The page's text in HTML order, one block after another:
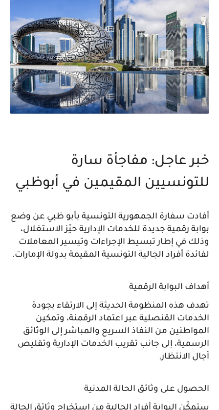
خبر عاجل: مفاجأة سارة
للتونسيين المقيمين في أبوظبي
أفادت سفارة الجمهورية التونسية بأبو ظبي عن وضع
بوابة رقمية جديدة للخدمات الإدارية حيّز الاستغلال،
وذلك في إطار تبسيط الإجراءات وتيسير المعاملات
لفائدة أفراد الجالية التونسية المقيمة بدولة الإمارات.
أهداف البوابة الرقمية
تهدف هذه المنظومة الحديثة إلى الارتقاء بجودة
الخدمات القنصلية عبر اعتماد الرقمنة، وتمكين
المواطنين من النفاذ السريع والمباشر إلى الوثائق
الرسمية، إلى جانب تقريب الخدمات الإدارية وتقليص
آجال الانتظار.
الحصول على وثائق الحالة المدنية